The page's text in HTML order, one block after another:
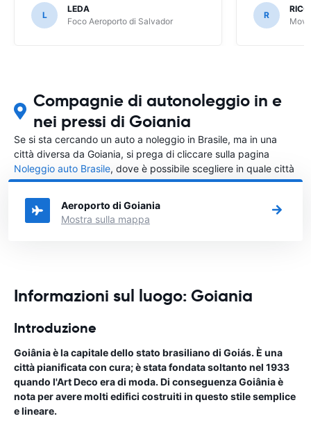
L
LEDA
Foco Aeroporto di Salvador
R
Compagnie di autonoleggio in e
nei pressi di Goiania
Se si sta cercando un auto a noleggio in Brasile, ma in una
città diversa da Goiania, si prega di cliccare sulla pagina
Noleggio auto Brasile, dove è possibile scegliere in quale città
in Brasile si vuole noleggiare l'auto.
Aeroporto di Goiania
Mostra sulla mappa
Informazioni sul luogo: Goiania
Introduzione
Goiânia è la capitale dello stato brasiliano di Goiás. È una
città pianificata con cura; è stata fondata soltanto nel 1933
quando l'Art Deco era di moda. Di conseguenza Goiânia è
nota per avere molti edifici costruiti in questo stile semplice
e lineare.